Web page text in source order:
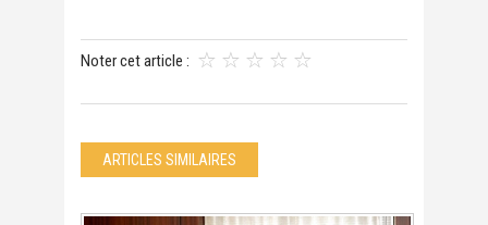
Noter cet article :
ARTICLES SIMILAIRES